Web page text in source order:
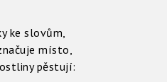
ke slovům,
místo,
pěstují: